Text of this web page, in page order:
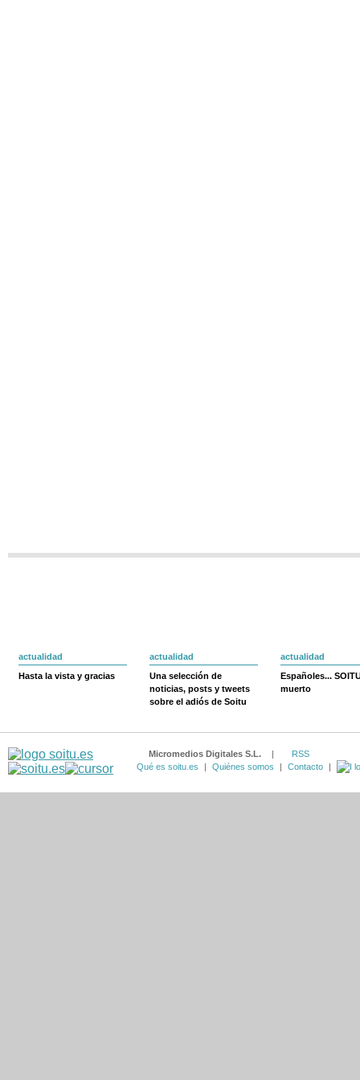
actualidad
Hasta la vista y gracias
actualidad
Una selección de
noticias, posts y tweets
sobre el adiós de Soitu
actualidad
Españoles...
muerto
Micromedios Digitales S.L. |
RSS
Qué es soitu.es
| Quiénes somos | Contacto |